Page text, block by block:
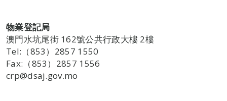
物業登記局
澳門水坑尾街 162號公共行政大樓 2樓
Tel:（853）2857 1550
Fax:（853）2857 1556
crp@dsaj.gov.mo